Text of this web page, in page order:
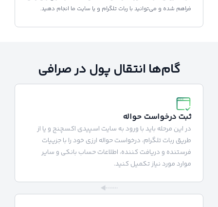
فراهم شده و می‌توانید با ربات تلگرام و یا سایت ما انجام دهید.
گام‌ها انتقال پول در صرافی
ثبت درخواست حواله
در این مرحله باید با ورود به سایت اسپیدی اکسچنج و یا از
طریق ربات تلگرام، درخواست حواله ارزی خود را با جزییات
فرستنده و دریافت کننده، اطلاعات حساب بانکی و سایر
موارد مورد نیاز تکمیل کنید.